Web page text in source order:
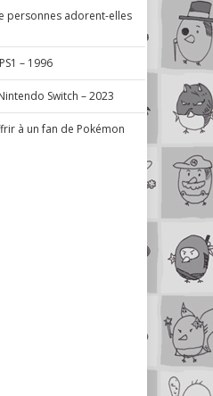
personnes adorent-elles
– 1996
Switch – 2023
à un fan de Pokémon